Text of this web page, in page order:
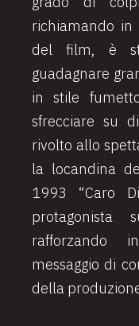
richiamando
del film, è
guadagnare
in stile
sfrecciare su
rivolto allo
la locandina
1993 “Caro
rafforzando
messaggio di
della